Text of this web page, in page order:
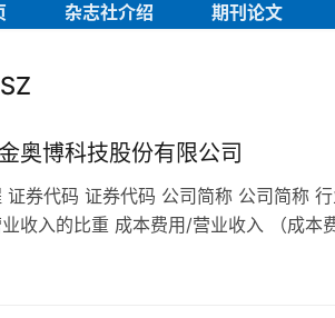
杂志社介绍 期刊论文
奥博科技股份有限公司
证券代码 证券代码 公司简称 公司简称
收入的比重 成本费用/营业收入 （成本